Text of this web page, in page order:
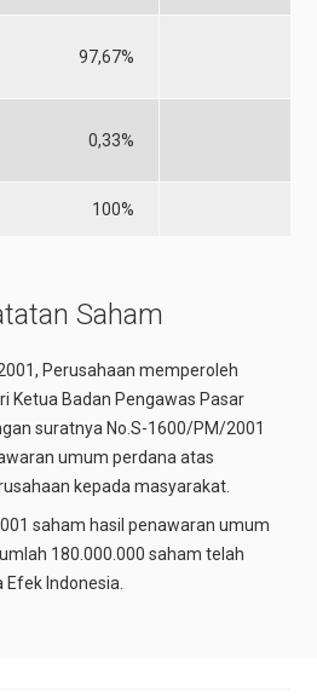
97,67%
0,33%
100%
Saham
Perusahaan memperoleh
Ketua Badan Pengawas Pasar
suratnya No.S-1600/PM/2001
umum perdana atas
kepada masyarakat.
saham hasil penawaran umum
180.000.000 saham telah
Indonesia.